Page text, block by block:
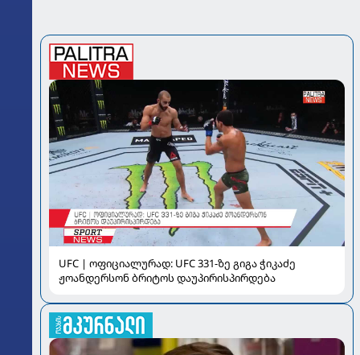
UFC | ოფიციალურად: UFC 331-ზე გიგა ჭიკაძე
ჟოანდერსონ ბრიტოს დაუპირისპირდება